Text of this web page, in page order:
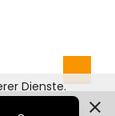
Mystery Themes
English
Dienste.
sich damit